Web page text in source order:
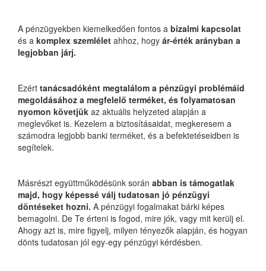
A pénzügyekben kiemelkedően fontos a bizalmi kapcsolat
és a komplex szemlélet ahhoz, hogy ár-érték arányban a
legjobban járj.
Ezért tanácsadóként megtalálom a pénzügyi problémáid
megoldásához a megfelelő terméket, és folyamatosan
nyomon követjük az aktuális helyzeted alapján a
meglevőket is. Kezelem a biztosításaidat, megkeresem a
számodra legjobb banki terméket, és a befektetéseidben is
segítelek.
Másrészt együttműködésünk során abban is támogatlak
majd, hogy képessé válj tudatosan jó pénzügyi
döntéseket hozni. A pénzügyi fogalmakat bárki képes
bemagolni. De Te érteni is fogod, mire jók, vagy mit kerülj el.
Ahogy azt is, mire figyelj, milyen tényezők alapján, és hogyan
dönts tudatosan jól egy-egy pénzügyi kérdésben.